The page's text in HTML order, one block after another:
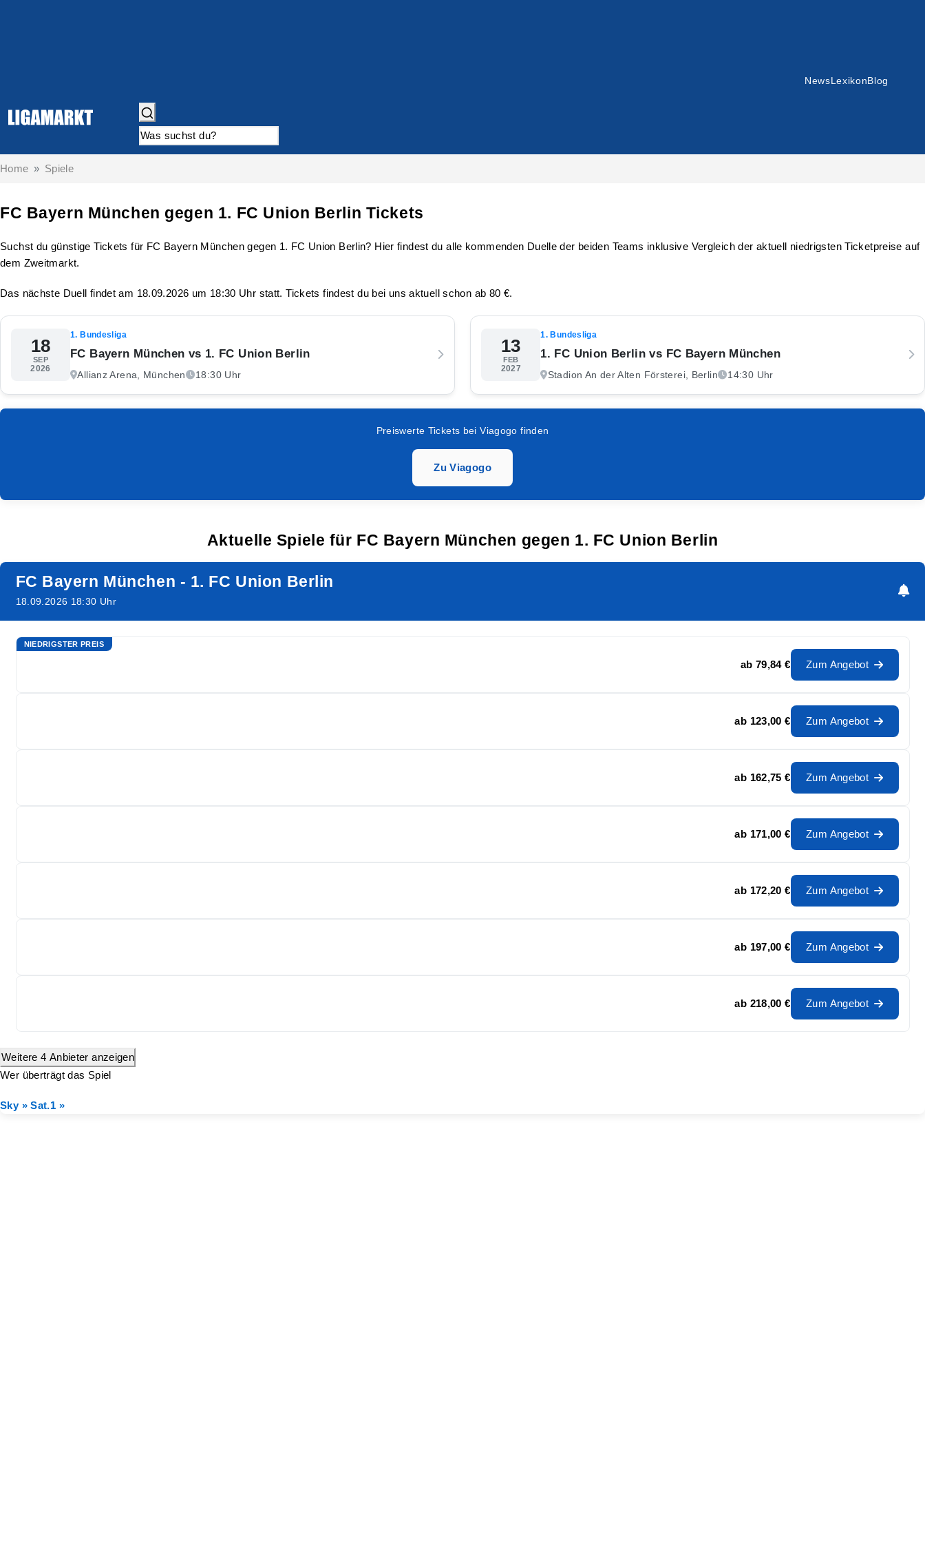
News Lexikon Blog
FC Bayern München gegen 1. FC Union Berlin Tickets
Home Spiele
Suchst du günstige Tickets für FC Bayern München gegen 1. FC Union Berlin? Hier findest du alle kommenden Duelle der beiden Teams inklusive Vergleich der aktuell niedrigsten Ticketpreise auf
dem Zweitmarkt.
Das nächste Duell findet am 18.09.2026 um 18:30 Uhr statt. Tickets findest du bei uns aktuell schon ab 80 €.
18
SEP
2026
1. Bundesliga
FC Bayern München vs 1. FC Union Berlin
Allianz Arena, München 18:30 Uhr
13
FEB
2027
1. Bundesliga
1. FC Union Berlin vs FC Bayern München
Stadion An der Alten Försterei, Berlin 14:30 Uhr
Preiswerte Tickets bei Viagogo finden
Zu Viagogo
Aktuelle Spiele für FC Bayern München gegen 1. FC Union Berlin
FC Bayern München - 1. FC Union Berlin
18.09.2026 18:30 Uhr
NIEDRIGSTER PREIS
ab 79,84 € Zum Angebot
ab 123,00 € Zum Angebot
ab 162,75 € Zum Angebot
ab 171,00 € Zum Angebot
ab 172,20 € Zum Angebot
ab 197,00 € Zum Angebot
ab 218,00 € Zum Angebot
Weitere 4 Anbieter anzeigen
Wer überträgt das Spiel
Sky » Sat.1 »